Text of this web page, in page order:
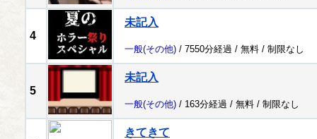
4
未記入
一般(その他) / 7550分経過 / 無料 / 制限なし
5
未記入
一般(その他) / 163分経過 / 無料 / 制限なし
きてきて